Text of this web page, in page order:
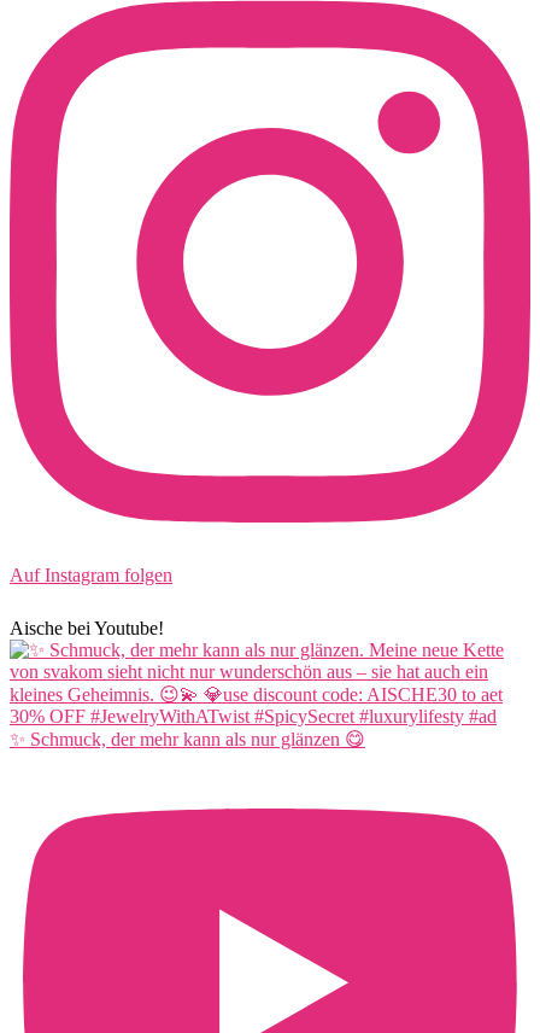
Auf Instagram folgen
Aische bei Youtube!
✨ Schmuck, der mehr kann als nur glänzen 😋